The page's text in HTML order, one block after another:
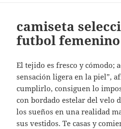
camiseta
futbol femenino
El tejido es fresco y cómodo;
sensación ligera en la piel”,
cumplirlo, consiguen lo
con bordado estelar del velo
los sueños en una realidad
sus vestidos. Te casas y